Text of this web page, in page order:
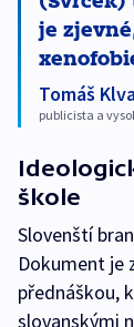
je
Tomáš
publicista a
škole
Slovenští
Dokument je
přednáškou,
slovanskými